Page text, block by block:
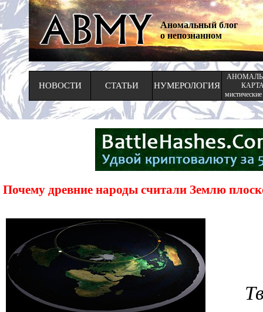
Аномальный блог
о непознанном
НОВОСТИ СТАТЬИ НУМЕРОЛОГИЯ
Почему древние народы считали Землю